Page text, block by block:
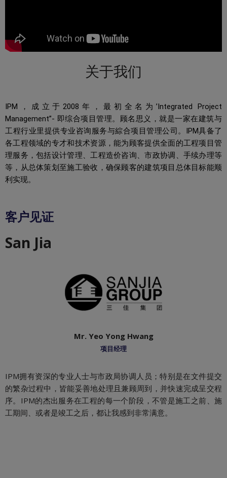
关于我们
IPM，成立于2008年，最初全名为’Integrated Project
Management”- 即综合项目管理。顾名思义，就是一家在建筑与
工程行业里提供专业咨询服务与綜合项目管理公司。IPM具备了
各工程领域的专才和技术资源，能为顾客提供全面的工程项目管
理服务，包括设计管理、工程造价咨询、市政协调、手续办理等
等，从总体策划至施工验收，确保顾客的建筑项目总体目标能顺
利实现。
客户见证​
San Jia
Mr. Yeo Yong Hwang
项目经理
IPM拥有资深的专业人士与市政局协调人员；特别是在文件提交
的繁杂过程中，皆能妥善地处理且兼顾周到，并快速完成呈交程
序。IPM的杰出服务在工程的每一个阶段，不管是施工之前、施
工期间、或者是竣工之后，都让我感到非常满意。